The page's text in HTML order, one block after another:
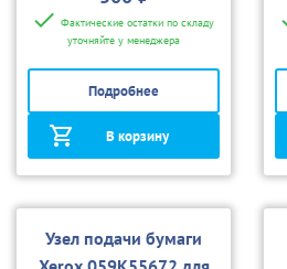
Фактические остатки по складу
уточняйте у менеджера
Подробнее
В корзину
Узел подачи бумаги